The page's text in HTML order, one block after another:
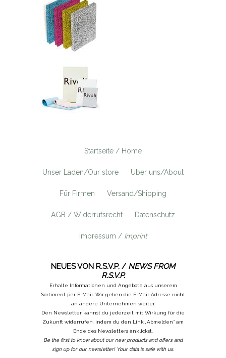
Startseite / Home
Unser Laden/Our store Über uns/About
Für Firmen Versand/Shipping
AGB / Widerrufsrecht Datenschutz
Impressum / Imprint
NEUES VON R.S.V.P. / NEWS FROM
R.S.V.P.
Erhalte Informationen und Angebote aus unserem
Sortiment per E-Mail. Wir geben die E-Mail-Adresse nicht
an andere Unternehmen weiter.
Den Newsletter kannst du jederzeit mit Wirkung für die
Zukunft widerrufen, indem du den Link „Abmelden“ am
Ende des Newsletters anklickst.
Be the first to know about our new products and offers and
sign up for our newsletter! Your data is safe with us.